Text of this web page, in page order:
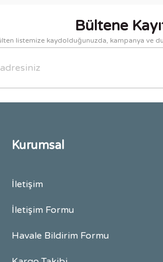
Bültene
listemize kaydolduğunuzda, kampanya ve
Kurumsal
İletişim
İletişim Formu
Havale Bildirim Formu